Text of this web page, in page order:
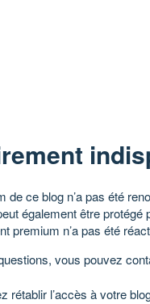
de ce blog n’a pas été
également être protégé
premium n’a pas été
vous pouvez
rétablir l’accès à votre